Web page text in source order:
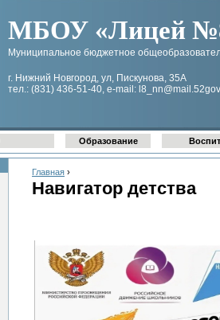
МБОУ «Лицей №8
Муниципальное бюджетное
г. Нижний Новгород, ул, Пискунова, 35А
тел.: (831) 436-51-40, e-mail:
Главная ›
Навигатор детства
Образование